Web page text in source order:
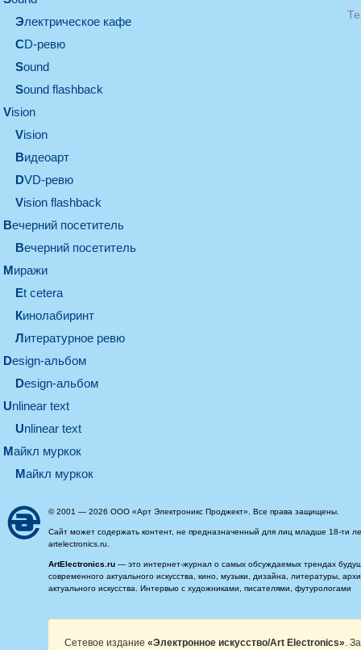
электрическое кафе
CD-ревю
sound
Sound flashback
vision
vision
видеоарт
DVD-ревю
Vision flashback
вечерний посетитель
вечерний посетитель
миражи
et cetera
кинолабиринт
литературное ревю
design-альбом
design-альбом
unlinear text
Unlinear text
майкл муркок
майкл муркок
© 2001 — 2026 ООО «Арт Электроникс Проджект». Все права защищены.
Сайт может содержать контент, не предназначенный для лиц младше 18-ти
artelectronics.ru.
ArtElectronics.ru — это интернет-журнал о самых обсуждаемых трендах
современного актуального искусства, кино, музыки, дизайна, литературы,
актуального искусства. Интервью с художниками, писателями, футурологами
Сетевое издание «Электронное искусство/Art Electronics» .